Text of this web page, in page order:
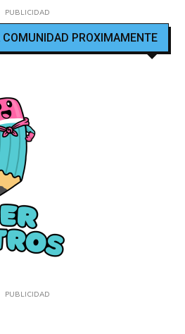
PUBLICIDAD
COMUNIDAD PROXIMAMENTE
PUBLICIDAD